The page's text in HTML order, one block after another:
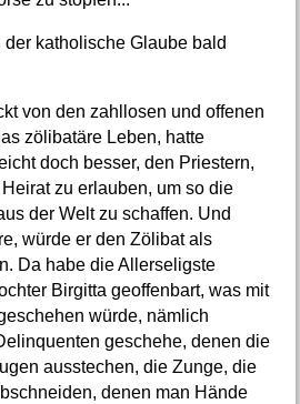
der katholische Glaube bald
von den zahllosen und offenen
zölibatäre Leben, hatte
doch besser, den Priestern,
zu erlauben, um so die
der Welt zu schaffen. Und
würde er den Zölibat als
Da habe die Allerseligste
Birgitta geoffenbart, was mit
würde, nämlich
geschehe, denen die
ausstechen, die Zunge, die
denen man Hände